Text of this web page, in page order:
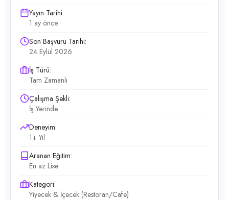
Yayın Tarihi:
1 ay önce
Son Başvuru Tarihi:
24 Eylül 2026
İş Türü:
Tam Zamanlı
Çalışma Şekli:
İş Yerinde
Deneyim:
1+ Yıl
Aranan Eğitim:
En az Lise
Kategori:
Yiyecek & İçecek (Restoran/Cafe)